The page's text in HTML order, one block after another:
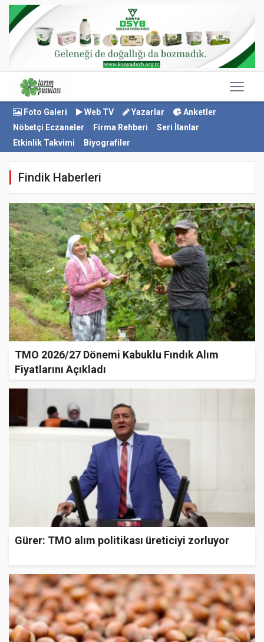
Foto Galeri Web TV Yazarlar
Anketler
Nöbetçi Eczaneler
Firma Rehberi
Seri İlanlar
Etkinlik Takvimi
Biyografiler
Findik Haberleri
TMO 2026/27 Dönemi Kabuklu Fındık Alım
Fiyatlarını Açıkladı
Gürer: TMO alım politikası üreticiyi zorluyor